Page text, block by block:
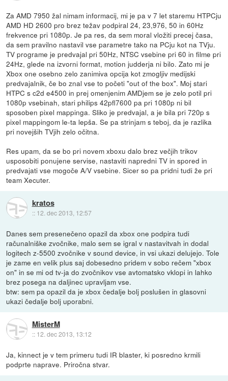
Za AMD 7950 žal nimam informacij, mi je pa v 7 let staremu HTPCju
AMD HD 2600 pro brez težav podpiral 24, 23,976, 50 in 60Hz
frekvence pri 1080p. Je pa res, da sem moral vložiti precej časa,
da sem pravilno nastavil vse parametre tako na PCju kot na TVju.
TV programe je predvajal pri 50Hz, NTSC vsebine pri 60 in filme pri
24Hz, glede na izvorni format, motion judderja ni bilo. Zato mi je
Xbox one osebno zelo zanimiva opcija kot zmogljiv medijski
predvajalnik, če bo znal vse to početi "out of the box". Moj stari
HTPC s c2d e4500 in prej omenjenim AMDjem se je zelo potil pri
1080p vsebinah, stari philips 42pfl7600 pa pri 1080p ni bil
sposoben pixel mappinga. Sliko je predvajal, a je bila pri 720p s
pixel mappingom le-ta lepša. Se pa strinjam s teboj, da je razlika
pri novejših TVjih zelo očitna.
Res upam, da se bo pri novem xboxu dalo brez večjih trikov
usposobiti ponujene servise, nastaviti napredni TV in spored in
predvajati vse mogoče A/V vsebine. Sicer so pa pridni tudi že pri
team Xecuter.
kratos
:: 12. dec 2013, 12:57
Danes sem presenečeno opazil da xbox one podpira tudi
računalniške zvočnike, malo sem se igral v nastavitvah in dodal
logitech z-5500 zvočnike v sound device, in vsi ukazi delujejo. Tole
je zame en velik plus saj dobesedno pridem v sobo rečem "xbox
on" in se mi od tv-ja do zvočnikov vse avtomatsko vklopi in lahko
brez posega na daljinec upravljam vse.
btw: sem pa opazil da je xbox čedalje bolj poslušen in glasovni
ukazi čedalje bolj uporabni.
MisterM
:: 12. dec 2013, 13:12
Ja, kinnect je v tem primeru tudi IR blaster, ki posredno krmili
podprte naprave. Priročna stvar.